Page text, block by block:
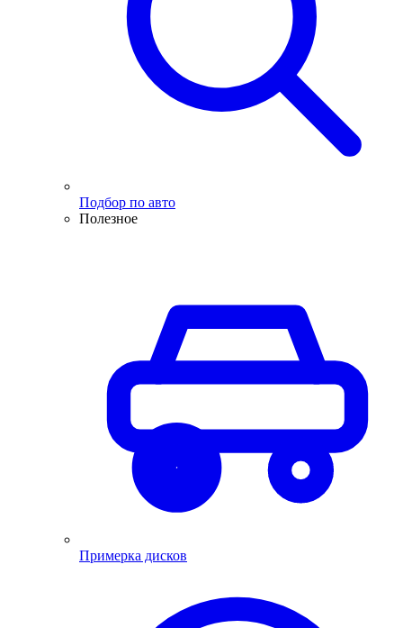
Подбор по авто
Полезное
Примерка дисков